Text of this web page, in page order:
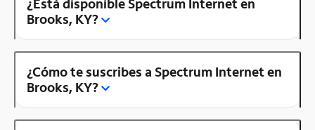
Brooks, KY?
¿Cómo te suscribes a Spectrum Internet en
Brooks, KY?